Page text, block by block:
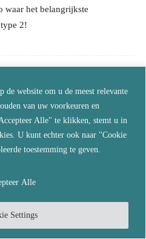
de website om u de meest relevante
van uw voorkeuren en
Alle" te klikken, stemt u in
U kunt echter ook naar "Cookie
toestemming te geven.
Settings
Alle
waar het belangrijkste
2!
11:42
wat ik schrijf! Ik zeg dat je geen
moet eten en wat is suiker?
je in 2 groepen verdelen,
Natuurlijke koolhydraten
heeft een mooi pakketje
en vet zorgen ervoor dat de
langzaam worden opgenomen